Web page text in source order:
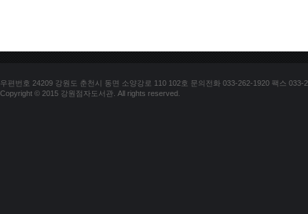
우편번호 24209 강원도 춘천시 동면 소양강로 110 102호 문의전화 033-262-1920 팩스 033-
Copyright © 2015 강원점자도서관. All rights reserved.